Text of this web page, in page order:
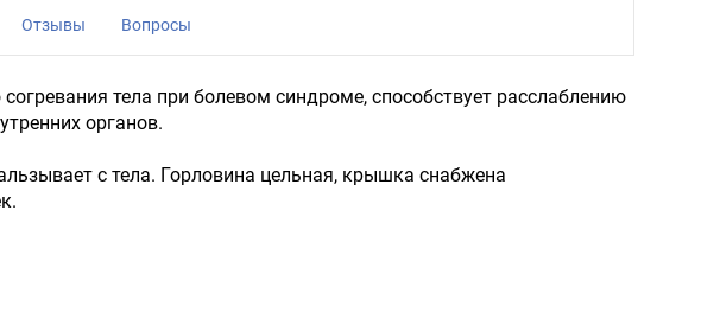
Отзывы Вопросы
тела при болевом синдроме, способствует расслаб­лению
органов.
с тела. Горловина цельная, крышка снабжена